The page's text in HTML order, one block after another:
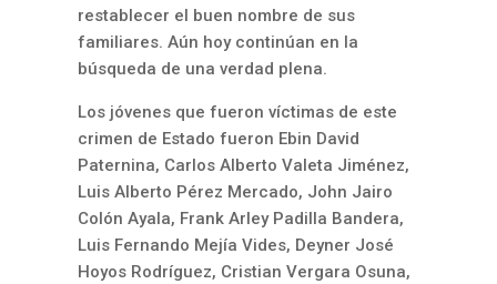
restablecer el buen nombre de sus
familiares. Aún hoy continúan en la
búsqueda de una verdad plena.
Los jóvenes que fueron víctimas de este
crimen de Estado fueron Ebin David
Paternina, Carlos Alberto Valeta Jiménez,
Luis Alberto Pérez Mercado, John Jairo
Colón Ayala, Frank Arley Padilla Bandera,
Luis Fernando Mejía Vides, Deyner José
Hoyos Rodríguez, Cristian Vergara Osuna,